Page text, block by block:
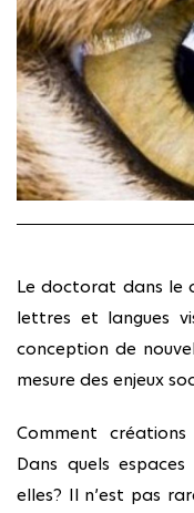
Le doctorat dans le
lettres et langues
conception de
mesure des enjeux
Comment
Dans quels
elles? Il n’est pas